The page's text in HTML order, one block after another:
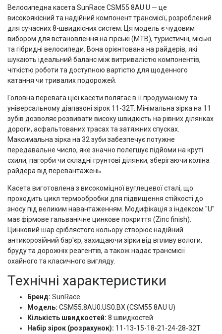
Велосипедна касета SunRace CSM55 8AU U — це
високоякісний та надійний компонент трансмісії, розроблений
для сучасних 8-швидкісних систем. Ця модель є чудовим
вибором для встановлення на гірські (MTB), туристичні, міські
та гібридні велосипеди. Вона орієнтована на райдерів, які
шукають ідеальний баланс між витривалістю компонентів,
чіткістю роботи та доступною вартістю для щоденного
катання чи тривалих подорожей.
Головна перевага цієї касети полягає в її продуманому та
універсальному діапазоні зірок 11-32T. Мінімальна зірка на 11
зубів дозволяє розвивати високу швидкість на рівних ділянках
дороги, асфальтованих трасах та затяжних спусках.
Максимальна зірка на 32 зуби забезпечує потужне
передавальне число, яке значно полегшує підйоми на круті
схили, пагорби чи складні грунтові ділянки, зберігаючи коліна
райдера від перевантажень.
Касета виготовлена з високоміцної вуглецевої сталі, що
проходить цикл термообробки для підвищення стійкості до
зносу під великим навантаженням. Модифікація з індексом "U"
має фірмове гальванічне цинкове покриття (Zinc finish).
Цинковий шар сріблястого кольору створює надійний
антикорозійний бар'єр, захищаючи зірки від впливу вологи,
бруду та дорожніх реагентів, а також надає трансмісії
охайного та класичного вигляду.
Технічні характеристики
Бренд: SunRace
Модель: CSM55.8AU0.US0.BX (CSM55 8AU U)
Кількість швидкостей: 8 швидкостей
Набір зірок (розрахунок): 11-13-15-18-21-24-28-32T